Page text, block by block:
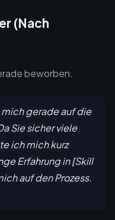
(Nach
beworben.
mich gerade auf die
Sie sicher viele
ich mich kurz
Erfahrung in [Skill
auf den Prozess.